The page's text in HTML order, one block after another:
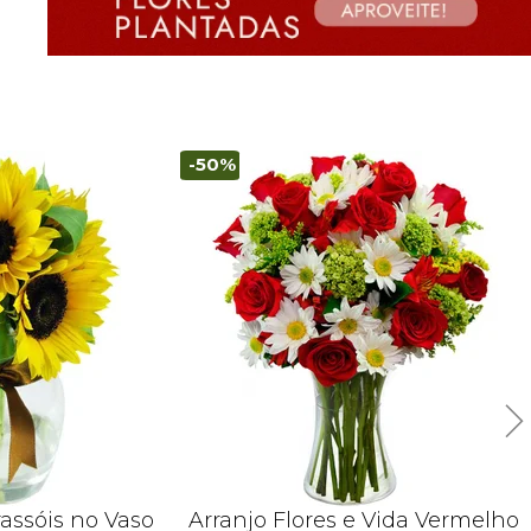
no Vaso
-50%
Arranjo Flores e Vida Vermelho